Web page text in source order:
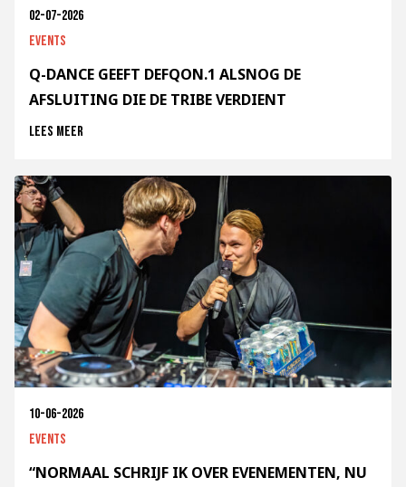
02-07-2026
Events
Q-DANCE GEEFT DEFQON.1 ALSNOG DE
AFSLUITING DIE DE TRIBE VERDIENT
Lees meer
10-06-2026
Events
“NORMAAL SCHRIJF IK OVER EVENEMENTEN, NU